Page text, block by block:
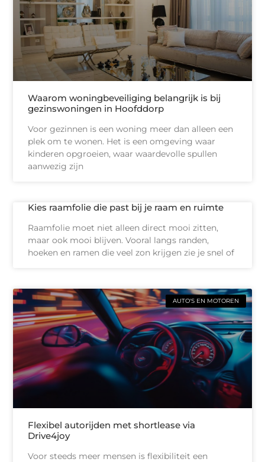
Waarom woningbeveiliging belangrijk is bij
gezinswoningen in Hoofddorp
Voor gezinnen is een woning meer dan alleen een
plek om te wonen. Het is een omgeving waar
kinderen opgroeien, waar waardevolle spullen
aanwezig zijn
Kies raamfolie die past bij je raam en ruimte
Raamfolie moet niet alleen direct mooi zitten,
maar ook mooi blijven. Vooral langs randen,
hoeken en ramen die veel zon krijgen zie je snel of
AUTO'S EN MOTOREN
Flexibel autorijden met shortlease via
Drive4joy
Voor steeds meer mensen is flexibiliteit een